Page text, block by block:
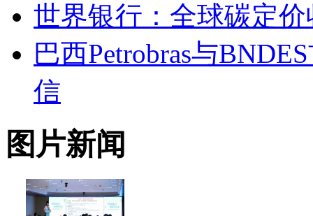
世界银行：全球碳定
巴西Petrobras与
信
图片新闻